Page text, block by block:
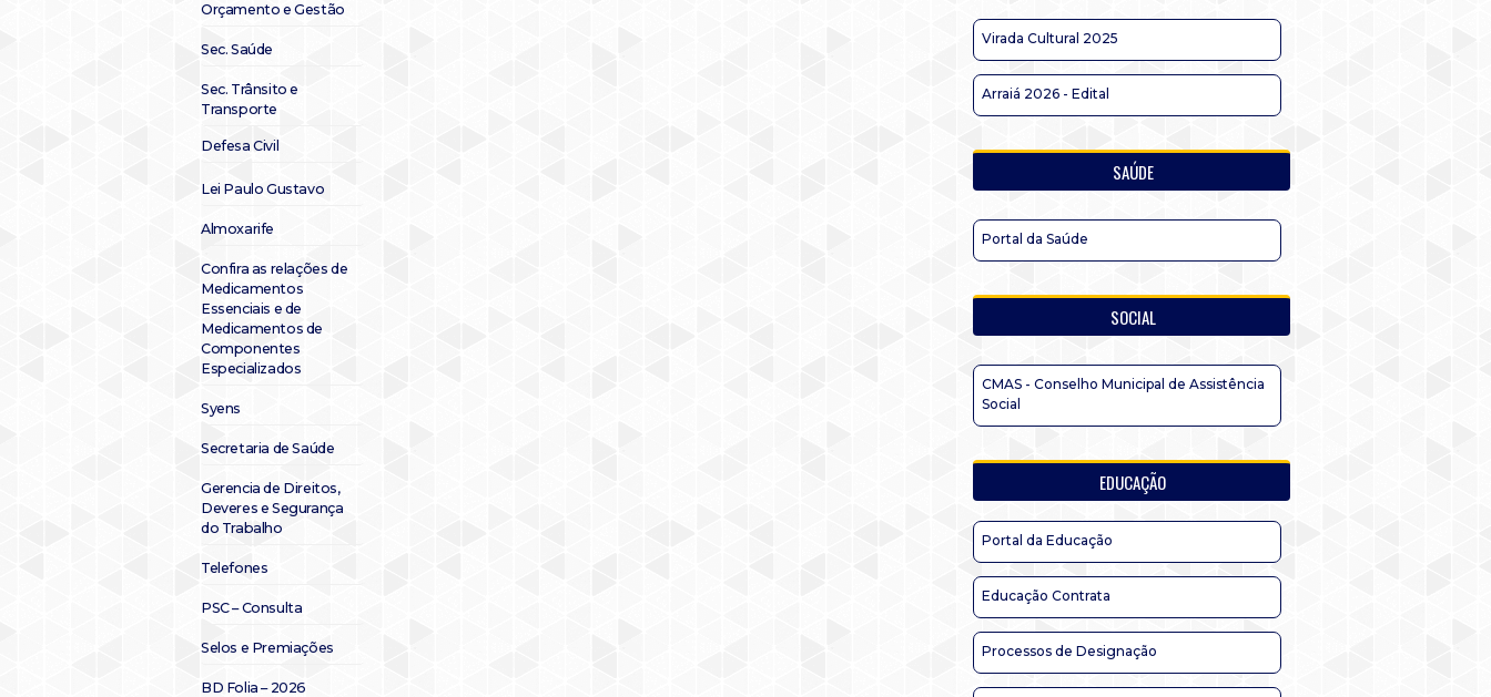
Orçamento e Gestão
Sec. Saúde
Sec. Trânsito e
Transporte
Defesa Civil
Lei Paulo Gustavo
Almoxarife
Confira as relações de
Medicamentos
Essenciais e de
Medicamentos de
Componentes
Especializados
Syens
Secretaria de Saúde
Gerencia de Direitos,
Deveres e Segurança
do Trabalho
Telefones
PSC – Consulta
Selos e Premiações
BD Folia – 2026
Virada Cultural 2025
Arraiá 2026 - Edital
SAÚDE
Portal da Saúde
SOCIAL
CMAS - Conselho Municipal de Assistência
Social
EDUCAÇÃO
Portal da Educação
Educação Contrata
Processos de Designação